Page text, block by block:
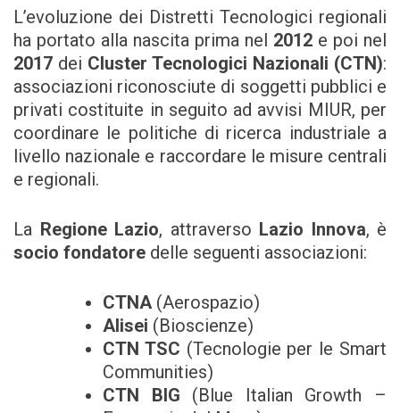
L’evoluzione dei Distretti Tecnologici regionali
ha portato alla nascita prima nel 2012 e poi nel
2017 dei Cluster Tecnologici Nazionali (CTN):
associazioni riconosciute di soggetti pubblici e
privati costituite in seguito ad avvisi MIUR, per
coordinare le politiche di ricerca industriale a
livello nazionale e raccordare le misure centrali
e regionali.
La Regione Lazio, attraverso Lazio Innova, è
socio fondatore delle seguenti associazioni:
CTNA (Aerospazio)
Alisei (Bioscienze)
CTN TSC (Tecnologie per le Smart
Communities)
CTN BIG (Blue Italian Growth –